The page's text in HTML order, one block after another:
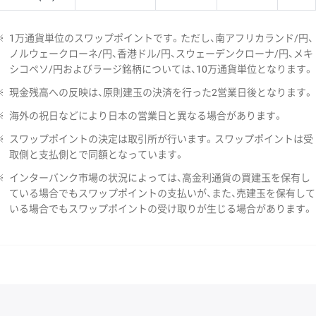
1万通貨単位のスワップポイントです。ただし、南アフリカランド/円、
ノルウェークローネ/円、香港ドル/円、スウェーデンクローナ/円、メキ
シコペソ/円およびラージ銘柄については、10万通貨単位となります。
現金残高への反映は、原則建玉の決済を行った2営業日後となります。
海外の祝日などにより日本の営業日と異なる場合があります。
スワップポイントの決定は取引所が行います。スワップポイントは受
取側と支払側とで同額となっています。
インターバンク市場の状況によっては、高金利通貨の買建玉を保有し
ている場合でもスワップポイントの支払いが、また、売建玉を保有して
いる場合でもスワップポイントの受け取りが生じる場合があります。